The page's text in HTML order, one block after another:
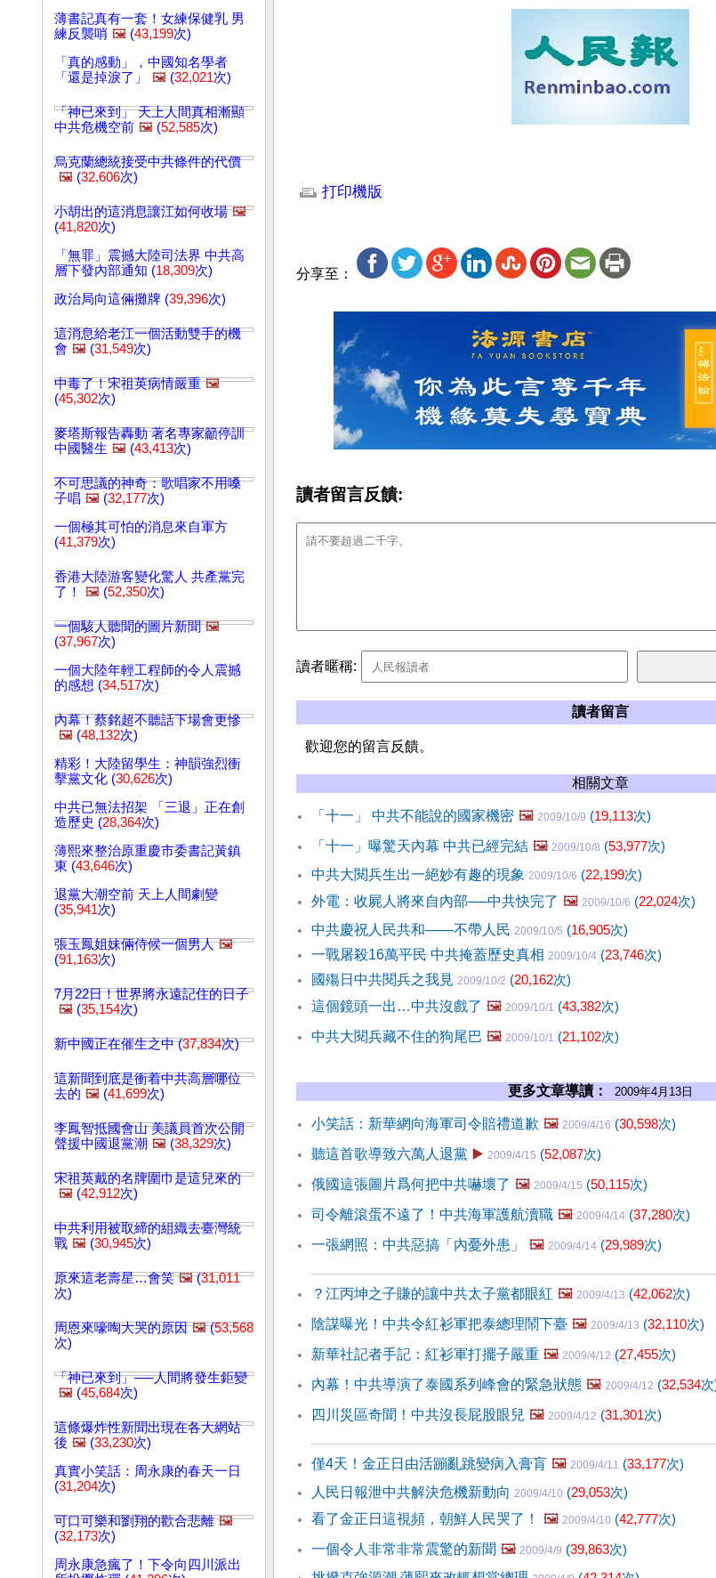
薄書記真有一套！女練保健乳 男
練反襲哨 🖼️ (43,199次)
「真的感動」，中國知名學者
「還是掉淚了」
🖼️ (32,021次)
「神已來到」 天上人間真相漸顯
中共危機空前 🖼️ (52,585次)
烏克蘭總統接受中共條件的代價
🖼️ (32,606次)
小胡出的這消息讓江如何收場 🖼️
(41,820次)
「無罪」震撼大陸司法界 中共高
層下發內部通知 (18,309次)
政治局向這倆攤牌 (39,396次)
這消息給老江一個活動雙手的機
會 🖼️ (31,549次)
中毒了！宋祖英病情嚴重 🖼️
(45,302次)
麥塔斯報告轟動 著名專家籲停訓
中國醫生 🖼️ (43,413次)
不可思議的神奇：歌唱家不用嗓
子唱 🖼️ (32,177次)
一個極其可怕的消息來自軍方
(41,379次)
香港大陸游客變化驚人 共產黨完
了！
🖼️ (52,350次)
一個駭人聽聞的圖片新聞 🖼️
(37,967次)
一個大陸年輕工程師的令人震撼
的感想 (34,517次)
內幕！蔡銘超不聽話下場會更慘
🖼️ (48,132次)
精彩！大陸留學生：神韻強烈衝
擊黨文化 (30,626次)
中共已無法招架 「三退」正在創
造歷史 (28,364次)
薄熙來整治原重慶市委書記黃鎮
東 (43,646次)
退黨大潮空前 天上人間劇變
(35,941次)
張玉鳳姐妹倆侍候一個男人 🖼️
(91,163次)
7月22日！世界將永遠記住的日子
🖼️ (35,154次)
新中國正在催生之中 (37,834次)
這新聞到底是衝着中共高層哪位
去的 🖼️ (41,699次)
李鳳智抵國會山 美議員首次公開
聲援中國退黨潮 🖼️ (38,329次)
宋祖英戴的名牌圍巾是這兒來的
🖼️ (42,912次)
中共利用被取締的組織去臺灣統
戰 🖼️ (30,945次)
原來這老壽星…會笑 🖼️(31,011
次)
周恩來嚎啕大哭的原因 🖼️(53,568
次)
「神已來到」──人間將發生鉅變
🖼️ (45,684次)
這條爆炸性新聞出現在各大網站
後 🖼️ (33,230次)
真實小笑話：周永康的春天一日
(31,204次)
可口可樂和劉翔的歡合悲離 🖼️
(32,173次)
周永康急瘋了！下令向四川派出
打印機版
分享至：
讀者留言反饋:
讀者暱稱:
讀者留言
歡迎您的留言反饋。
相關文章
「十一」 中共不能說的國家機密 🖼️ 2009/10/9 (19,113次)
「十一」曝驚天內幕 中共已經完結 🖼️ 2009/10/8 (53,977次)
中共大閱兵生出一絕妙有趣的現象 2009/10/6 (22,199次)
外電：收屍人將來自內部──中共快完了 🖼️ 2009/10/6 (22,024次)
中共慶祝人民共和——不帶人民 2009/10/5 (16,905次)
一戰屠殺16萬平民 中共掩蓋歷史真相 2009/10/4 (23,746次)
國殤日中共閱兵之我見 2009/10/2 (20,162次)
這個鏡頭一出…中共沒戲了 🖼️ 2009/10/1 (43,382次)
中共大閱兵藏不住的狗尾巴 🖼️ 2009/10/1 (21,102次)
更多文章導讀： 2009年4月13日
小笑話：新華網向海軍司令賠禮道歉 🖼️ 2009/4/16 (30,598次)
聽這首歌導致六萬人退黨 ▶️ 2009/4/15 (52,087次)
俄國這張圖片爲何把中共嚇壞了 🖼️ 2009/4/15 (50,115次)
司令離滾蛋不遠了！中共海軍護航瀆職 🖼️ 2009/4/14 (37,280次)
一張網照：中共惡搞「內憂外患」
🖼️ 2009/4/14 (29,989次)
？江丙坤之子賺的讓中共太子黨都眼紅 🖼️ 2009/4/13 (42,062次)
陰謀曝光！中共令紅衫軍把泰總理鬧下臺 🖼️ 2009/4/13 (32,110次)
新華社記者手記：紅衫軍打擺子嚴重 🖼️ 2009/4/12 (27,455次)
內幕！中共導演了泰國系列峰會的緊急狀態 🖼️ 2009/4/12 (32,534
四川災區奇聞！中共沒長屁股眼兒 🖼️ 2009/4/12 (31,301次)
僅4天！金正日由活蹦亂跳變病入膏肓 🖼️ 2009/4/11 (33,177次)
人民日報泄中共解決危機新動向 2009/4/10 (29,053次)
看了金正日這視頻，朝鮮人民哭了！
🖼️ 2009/4/10 (42,777次)
一個令人非常非常震驚的新聞 🖼️ 2009/4/9 (39,863次)